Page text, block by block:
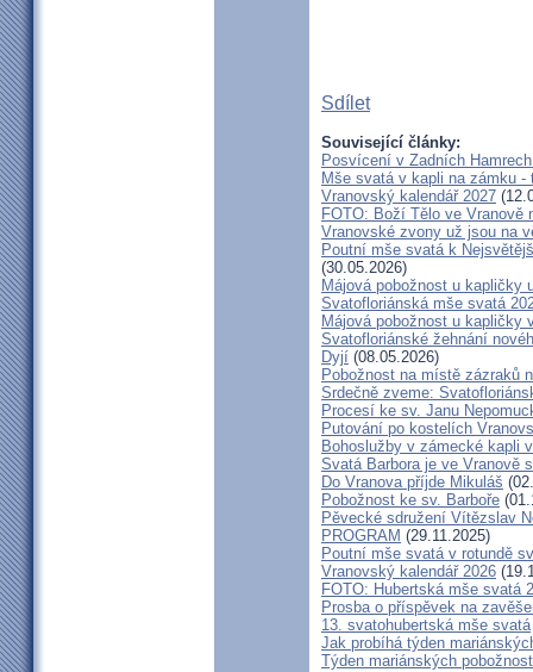
Sdílet
Související články:
Posvícení v Zadních
Mše svatá v kapli na zámku -
Vranovský kalendář 2027
FOTO: Boží Tělo ve Vranově
Vranovské zvony už jsou na
Poutní mše svatá k
(30.05.2026)
Májová pobožnost u kapličky
Svatofloriánská mše svatá
Májová pobožnost u kapličky
Svatofloriánské žehnání
Dyjí (08.05.2026)
Pobožnost na místě zázraků
Srdečně zveme:
Procesí ke sv. Janu
Putování po kostelích
Bohoslužby v zámecké kapli
Svatá Barbora je ve Vranově
Do Vranova příjde Mikuláš
Pobožnost ke sv. Barboře
Pěvecké sdružení Vítězslav
PROGRAM (29.11.2025)
Poutní mše svatá v rotundě
Vranovský kalendář 2026
FOTO: Hubertská mše svatá
Prosba o příspěvek na
13. svatohubertská mše svatá
Jak probíhá týden
Týden mariánských